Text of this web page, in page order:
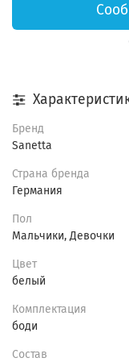
Бренд
Sanetta
Страна бренда
Германия
Пол
Мальчики, Девочки
Цвет
белый
Комплектация
боди
Состав